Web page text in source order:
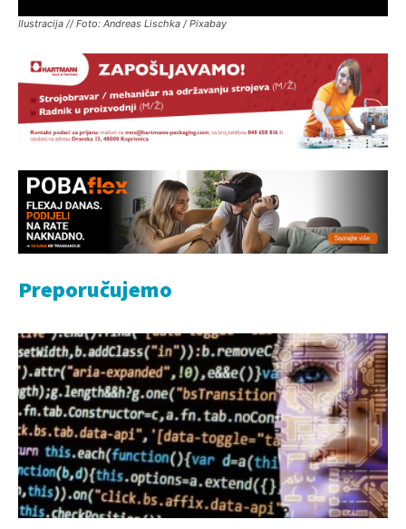
Ilustracija // Foto: Andreas Lischka / Pixabay
Preporučujemo